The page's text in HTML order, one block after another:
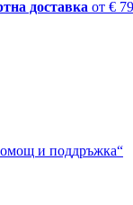
доставка от €
и поддръжка“